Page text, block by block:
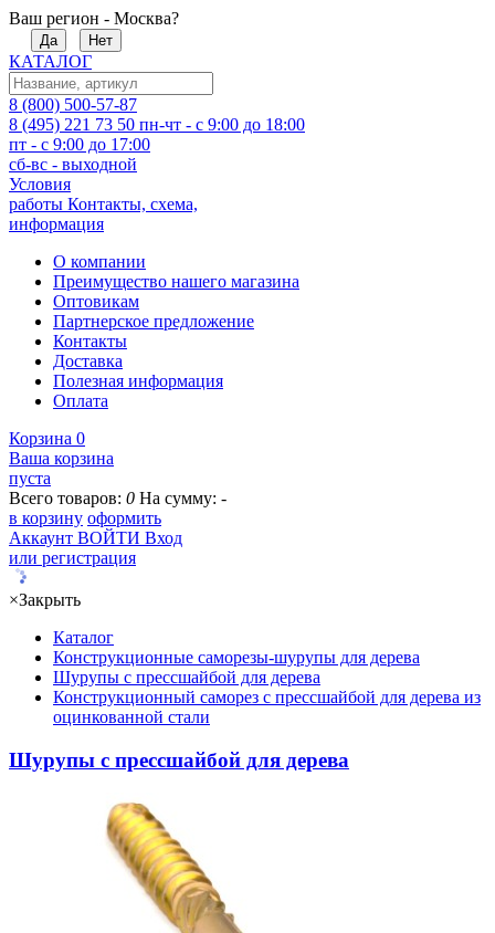
Ваш регион - Москва?
Да Нет
КАТАЛОГ
8 (800) 500-57-87
8 (495) 221 73 50 пн-чт - с 9:00 до 18:00
пт - с 9:00 до 17:00
сб-вс - выходной
Условия
работы Контакты, схема,
информация
О компании
Преимущество нашего магазина
Оптовикам
Партнерское предложение
Контакты
Доставка
Полезная информация
Оплата
Корзина 0
Ваша корзина
пуста
Всего товаров: 0 На сумму: -
в корзину оформить
Аккаунт ВОЙТИ Вход
или регистрация
×Закрыть
Каталог
Конструкционные саморезы-шурупы для дерева
Шурупы с прессшайбой для дерева
Конструкционный саморез с прессшайбой для дерева из
оцинкованной стали
Шурупы с прессшайбой для дерева